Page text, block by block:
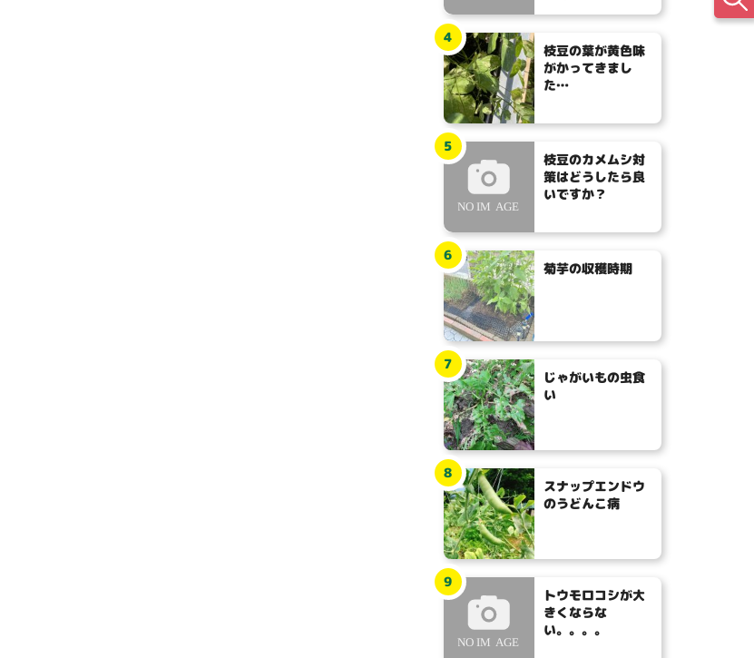
枝豆の葉が黄色味
がかってきまし
た…
4
枝豆のカメムシ対
策はどうしたら良
いですか？
5
菊芋の収穫時期
6
じゃがいもの虫食
い
7
スナップエンドウ
のうどんこ病
8
トウモロコシが大
きくならな
い。。。。
9